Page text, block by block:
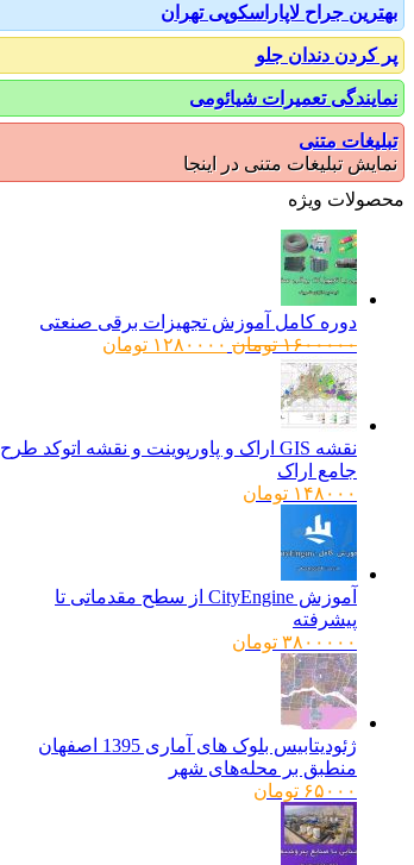
بهترین جراح لاپاراسکوپی تهران
پر کردن دندان جلو
نمایندگی تعمیرات شیائومی
تبلیغات متنی
نمایش تبلیغات متنی در اینجا
محصولات ویژه
دوره کامل آموزش تجهیزات برقی صنعتی
۱۶۰۰۰۰۰ تومان قیمت
۱۲۸۰۰۰۰ تومان
نقشه GIS اراک و پاورپوینت و نقشه اتوکد طرح
جامع اراک
۱۴۸۰۰۰ تومان
آموزش CityEngine از سطح مقدماتی تا
پیشرفته
۳۸۰۰۰۰۰ تومان
ژئودیتابیس بلوک های آماری 1395 اصفهان
منطبق بر محله‌های شهر
۶۵۰۰۰ تومان